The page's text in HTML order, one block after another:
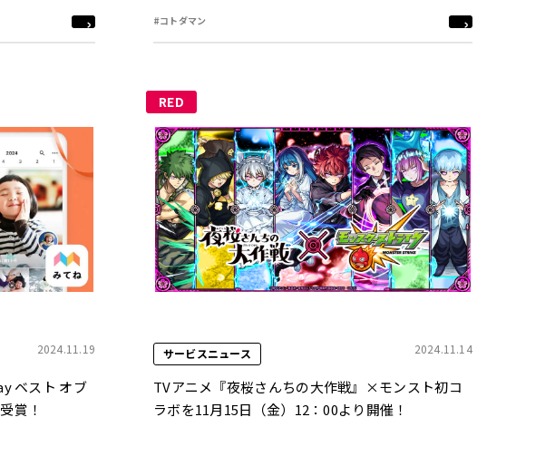
#コトダマン
2024.11.19
ベスト オブ
賞！
RED
サービスニュース 2024.11.14
TVアニメ『夜桜さんちの大作戦』×モンスト初コ
ラボを11月15日（金）12：00より開催！